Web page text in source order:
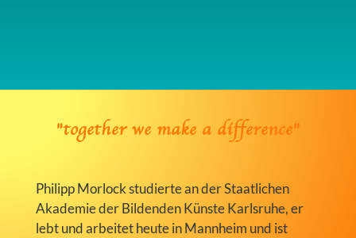
"together we make a difference"
Philipp Morlock studierte an der Staatlichen
Akademie der Bildenden Künste Karlsruhe, er
lebt und arbeitet heute in Mannheim und ist